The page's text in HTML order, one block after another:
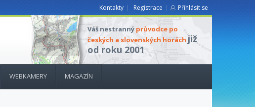
Kontakty Registrace Přihlásit se
Váš nestranný průvodce po
českých a slovenských horách již
od roku 2001
WEBKAMERY MAGAZÍN